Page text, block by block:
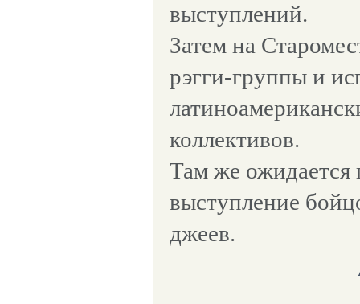
выступлений.
Затем на
рэгги-группы и
коллективов.
Там же ожидается
выступление
джеев.